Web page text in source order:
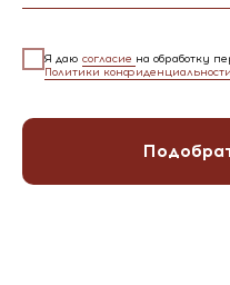
Я даю согласие на обработку
Политики конфиденциальности